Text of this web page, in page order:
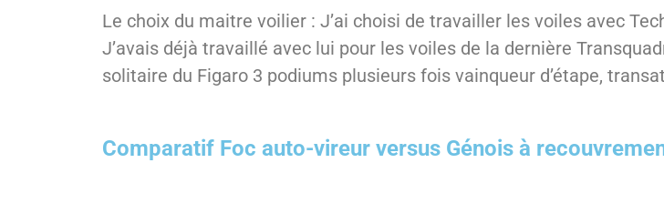
Le choix du maitre voilier : J’ai choisi de travailler les voiles avec
J’avais déjà travaillé avec lui pour les voiles de la dernière
solitaire du Figaro 3 podiums plusieurs fois vainqueur d’étape,
Comparatif Foc auto-vireur versus Génois à